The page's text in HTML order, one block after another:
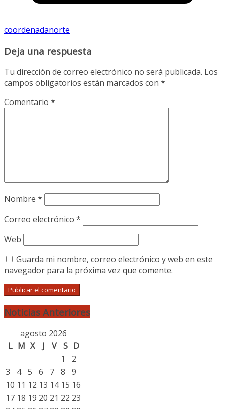
coordenadanorte
Deja una respuesta
Tu dirección de correo electrónico no será publicada. Los
campos obligatorios están marcados con *
Comentario *
Nombre *
Correo electrónico *
Web
Guarda mi nombre, correo electrónico y web en este
navegador para la próxima vez que comente.
Noticias Anteriores
agosto 2026
L M X J V S D
1
2
3
4 5 6 7 8
9
10 11 12 13 14 15 16
17 18 19 20 21 22 23